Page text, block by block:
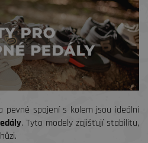
pevné spojení s kolem jsou ideální
. Tyto modely zajišťují stabilitu,